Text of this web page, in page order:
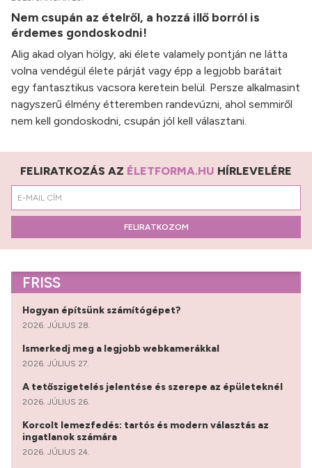
Nem csupán az ételről, a hozzá illő borról is
érdemes gondoskodni!
Alig akad olyan hölgy, aki élete valamely pontján ne látta
volna vendégül élete párját vagy épp a legjobb barátait
egy fantasztikus vacsora keretein belül. Persze alkalmasint
nagyszerű élmény étteremben randevúzni, ahol semmiről
nem kell gondoskodni, csupán jól kell választani.
FELIRATKOZÁS AZ ÉLETFORMA.HU HÍRLEVELÉRE
FELIRATKOZOM
FRISS
Hogyan építsünk számítógépet?
2026. JÚLIUS 28.
Ismerkedj meg a legjobb webkamerákkal
2026. JÚLIUS 27.
A tetőszigetelés jelentése és szerepe az épületeknél
2026. JÚLIUS 26.
Korcolt lemezfedés: tartós és modern választás az
ingatlanok számára
2026. JÚLIUS 24.